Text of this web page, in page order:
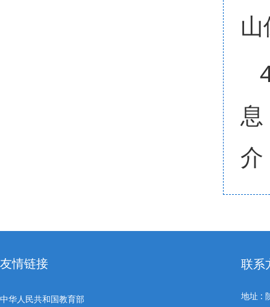
友情链接
中华人民共和国教育部
联系
地址 :